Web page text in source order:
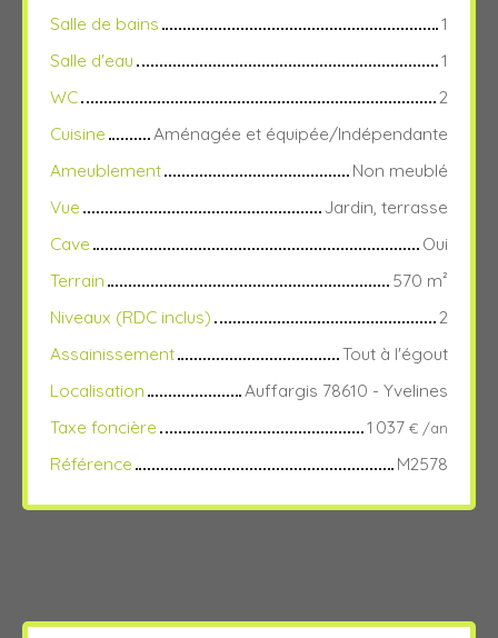
Salle de bains
1
Salle d'eau
1
WC
2
Cuisine
Aménagée et équipée/Indépendante
Ameublement
Non meublé
Vue
Jardin, terrasse
Cave
Oui
Terrain
570 m²
Niveaux (RDC inclus)
2
Assainissement
Tout à l'égout
Localisation
Auffargis 78610 - Yvelines
Taxe foncière
1 037 € /an
Référence M2578